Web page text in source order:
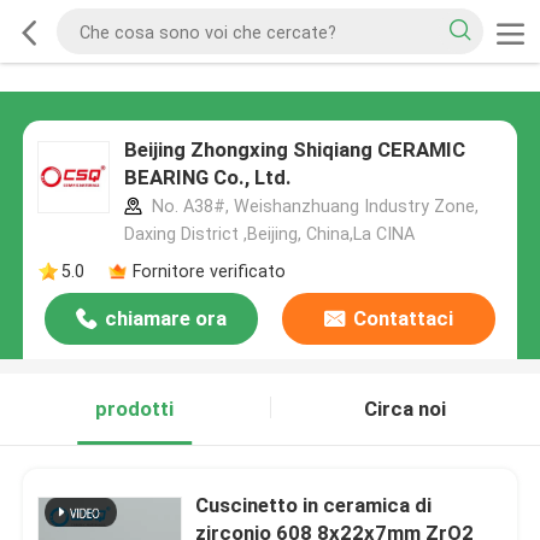
Beijing Zhongxing Shiqiang CERAMIC
BEARING Co., Ltd.
No. A38#, Weishanzhuang Industry Zone,
Daxing District ,Beijing, China,La CINA
5.0
Fornitore verificato
chiamare ora Contattaci
prodotti Circa noi
Cuscinetto in ceramica di
zirconio 608 8x22x7mm ZrO2